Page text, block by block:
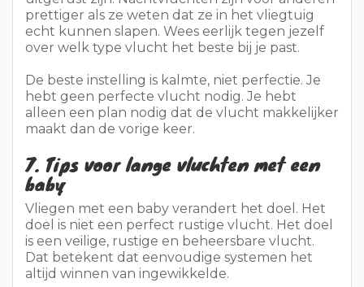
7. Tips voor lange vluchten met een
baby
Vliegen met een baby verandert het doel. Het
doel is niet een perfect rustige vlucht. Het doel
is een veilige, rustige en beheersbare vlucht.
Dat betekent dat eenvoudige systemen het
altijd winnen van ingewikkelde.
Kies de gemakkelijkste route.Rechtstreekse vluchten
zorgen voor minder stress, minder overstappen en minder
kans op gemiste aansluitingen.
Reserveer je stoelen op tijd.De rijen met babywiegjes
kunnen handig zijn, maar reserveer die zo snel mogelijk.
Pak licht maar slim in. Neem luiers, vochtige doekjes, een
setje schone kleren voor de baby en een setje voor jezelf mee.
Gebruik een draagzak. Zo houd je je handen vrij op de